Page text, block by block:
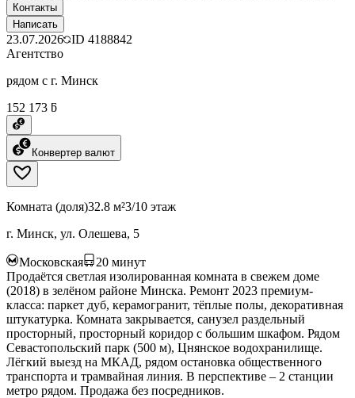
Контакты
Написать
23.07.2026 ID 4188842
Агентство
рядом с г. Минск
152 173 ƃ
Конвертер валют
Комната (доля)32.8 м²3/10 этаж
г. Минск, ул. Олешева, 5
Московская 20 минут
Продаётся светлая изолированная комната в свежем доме
(2018) в зелёном районе Минска. Ремонт 2023 премиум-
класса: паркет дуб, керамогранит, тёплые полы, декоративная
штукатурка. Комната закрывается, санузел раздельный
просторный, просторный коридор с большим шкафом. Рядом
Севастопольский парк (500 м), Цнянское водохранилище.
Лёгкий выезд на МКАД, рядом остановка общественного
транспорта и трамвайная линия. В перспективе – 2 станции
метро рядом. Продажа без посредников.